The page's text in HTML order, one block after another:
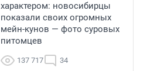
характером: новосибирцы
показали своих огромных
мейн-кунов — фото суровых
питомцев
137 717 34